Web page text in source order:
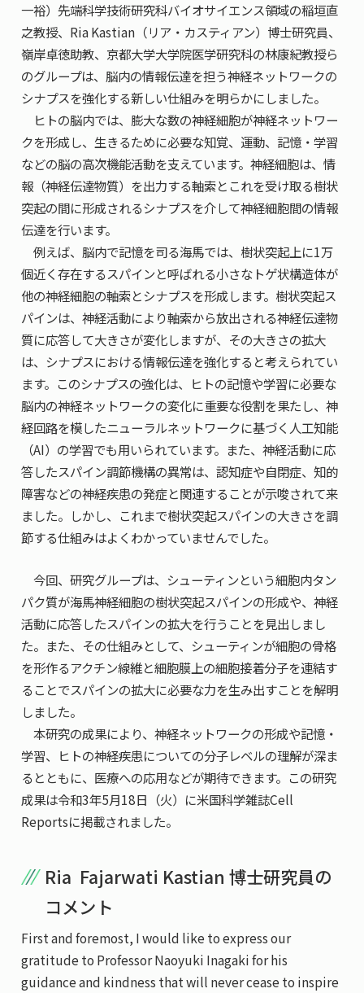
海外ラボインターンシップ
国際学生ワークショップ
UCDリトリート
UCDオンラインゼミナール
生活
保護者の方へ
受験生の方へ
在学生の方へ
教職員の方へ
地域・一般の方へ
企業・研究者の方へ
一裕）先端科学技術研究科バイオサイエンス領域の稲垣直
之教授、Ria Kastian（リア・カスティアン）博士研究員、
嶺岸卓徳助教、京都大学大学院医学研究科の林康紀教授ら
のグループは、脳内の情報伝達を担う神経ネットワークの
シナプスを強化する新しい仕組みを明らかにしました。
ヒトの脳内では、膨大な数の神経細胞が神経ネットワー
クを形成し、生きるために必要な知覚、運動、記憶・学習
などの脳の高次機能活動を支えています。神経細胞は、情
報（神経伝達物質）を出力する軸索とこれを受け取る樹状
突起の間に形成されるシナプスを介して神経細胞間の情報
伝達を行います。
例えば、脳内で記憶を司る海馬では、樹状突起上に1万
個近く存在するスパインと呼ばれる小さなトゲ状構造体が
他の神経細胞の軸索とシナプスを形成します。樹状突起ス
パインは、神経活動により軸索から放出される神経伝達物
質に応答して大きさが変化しますが、その大きさの拡大
は、シナプスにおける情報伝達を強化すると考えられてい
ます。このシナプスの強化は、ヒトの記憶や学習に必要な
脳内の神経ネットワークの変化に重要な役割を果たし、神
経回路を模したニューラルネットワークに基づく人工知能
（AI）の学習でも用いられています。また、神経活動に応
答したスパイン調節機構の異常は、認知症や自閉症、知的
障害などの神経疾患の発症と関連することが示唆されて来
ました。しかし、これまで樹状突起スパインの大きさを調
節する仕組みはよくわかっていませんでした。
今回、研究グループは、シューティンという細胞内タン
パク質が海馬神経細胞の樹状突起スパインの形成や、神経
活動に応答したスパインの拡大を行うことを見出しまし
た。また、その仕組みとして、シューティンが細胞の骨格
を形作るアクチン線維と細胞膜上の細胞接着分子を連結す
ることでスパインの拡大に必要な力を生み出すことを解明
しました。
本研究の成果により、神経ネットワークの形成や記憶・
学習、ヒトの神経疾患についての分子レベルの理解が深ま
るとともに、医療への応用などが期待できます。この研究
成果は令和3年5月18日（火）に米国科学雑誌Cell
Reportsに掲載されました。
Ria Fajarwati Kastian 博士研究員の
コメント
First and foremost, I would like to express our
gratitude to Professor Naoyuki Inagaki for his
guidance and kindness that will never cease to inspire